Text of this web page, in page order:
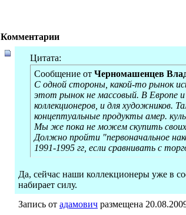
Комментарии
Цитата:
Сообщение от Черномашенцев
С одной стороны, какой-то рынок
этот рынок не массовый. В Европе
коллекционеров, и для
концептуальные продукты амер.
Мы же пока не можем скупить
Должно пройти "первоначальное
1991-1995 гг, если сравнивать с
Да, сейчас наши коллекционеры уже в
набирает силу.
Запись от адамович размещена